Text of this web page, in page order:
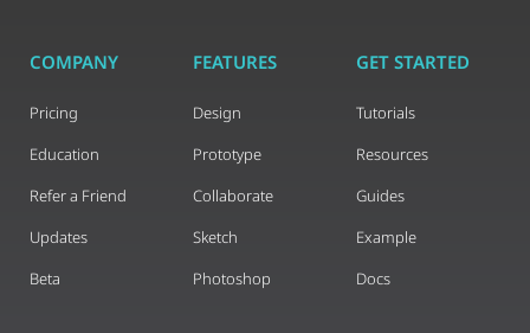
COMPANY
Pricing
Education
Refer a Friend
Updates
Beta
FEATURES
Design
Prototype
Collaborate
Sketch
Photoshop
GET STARTED
Tutorials
Resources
Guides
Example
Docs